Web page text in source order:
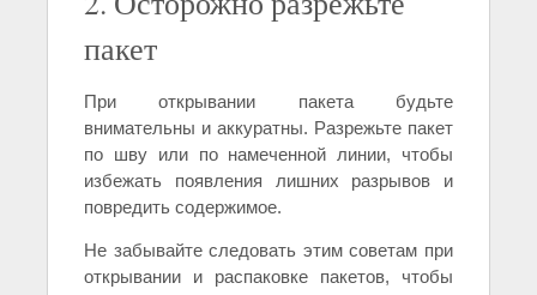
пакет
При открывании пакета будьте
внимательны и аккуратны. Разрежьте пакет
по шву или по намеченной линии, чтобы
избежать появления лишних разрывов и
повредить содержимое.
Не забывайте следовать этим советам при
открывании и распаковке пакетов, чтобы